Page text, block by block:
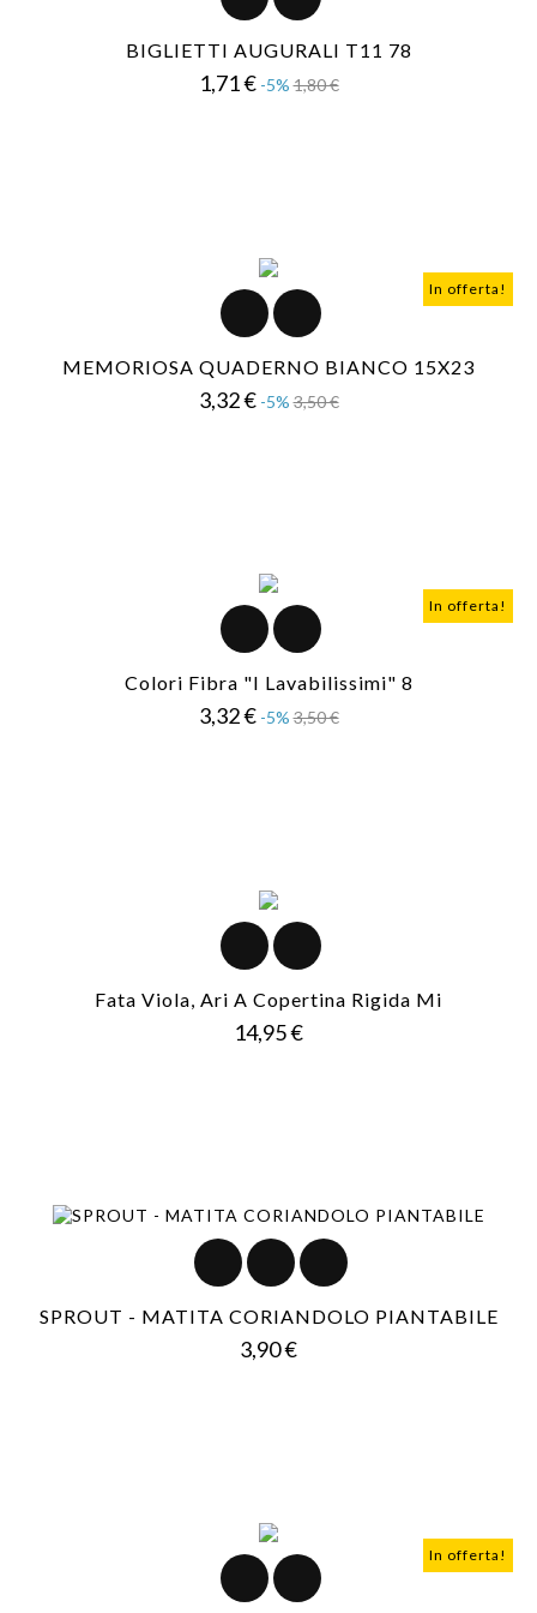
BIGLIETTI AUGURALI T11 78
1,71 € Prezzo
-5% 1,80 €Prezzo
In offerta!
MEMORIOSA QUADERNO BIANCO 15X23
3,32 € Prezzo
-5% 3,50 €Prezzo
In offerta!
Colori Fibra "I Lavabilissimi" 8
3,32 € Prezzo
-5% 3,50 €Prezzo
Fata Viola, Ari A Copertina Rigida Mi
14,95 €Prezzo
SPROUT - MATITA CORIANDOLO PIANTABILE
3,90 €Prezzo
In offerta!